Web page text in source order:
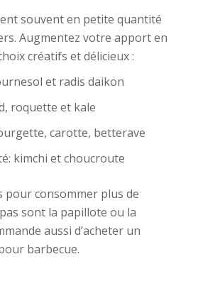
souvent en petite quantité
Augmentez votre apport en
créatifs et délicieux :
et radis daikon
roquette et kale
carotte, betterave
kimchi et choucroute
pour consommer plus de
sont la papillote ou la
aussi d’acheter un
barbecue.